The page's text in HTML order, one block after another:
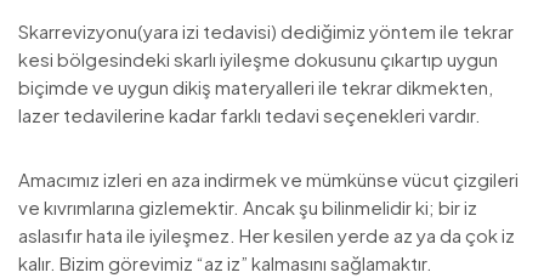
Skarrevizyonu(yara izi tedavisi) dediğimiz yöntem ile tekrar
kesi bölgesindeki skarlı iyileşme dokusunu çıkartıp uygun
biçimde ve uygun dikiş materyalleri ile tekrar dikmekten,
lazer tedavilerine kadar farklı tedavi seçenekleri vardır.
Amacımız izleri en aza indirmek ve mümkünse vücut çizgileri
ve kıvrımlarına gizlemektir. Ancak şu bilinmelidir ki; bir iz
aslasıfır hata ile iyileşmez. Her kesilen yerde az ya da çok iz
kalır. Bizim görevimiz “az iz” kalmasını sağlamaktır.